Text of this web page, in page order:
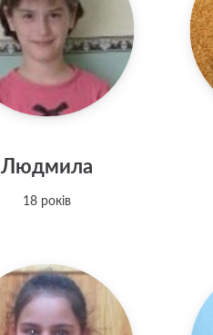
Людмила
18 років